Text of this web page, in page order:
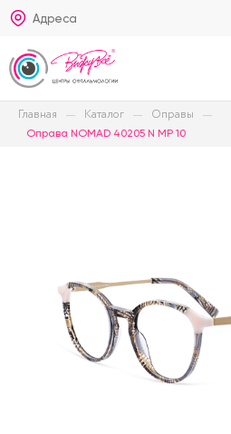
Адреса
Главная Каталог Оправы
Оправа NOMAD 40205 N MP 10